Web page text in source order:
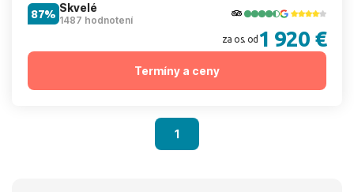
Skvelé
1487 hodnotení
87%
za os. od 1 920 €
Termíny a ceny
1